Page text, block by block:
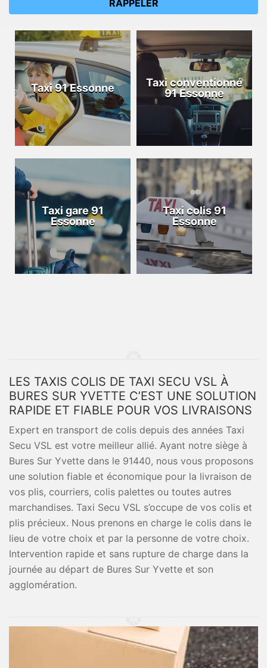
Taxi 91 Essonne
Taxi conventionné
91 Essonne
Taxi gare 91
Essonne
Taxi colis 91
Essonne
LES TAXIS COLIS DE TAXI SECU VSL À
BURES SUR YVETTE C’EST UNE SOLUTION
RAPIDE ET FIABLE POUR VOS LIVRAISONS
Expert en transport de colis depuis des années Taxi
Secu VSL est votre meilleur allié. Ayant notre siège à
Bures Sur Yvette dans le 91440, nous vous proposons
une solution fiable et économique pour la livraison de
vos plis, courriers, colis palettes ou toutes autres
marchandises. Taxi Secu VSL s’occupe de vos colis et
plis précieux. Nous prenons en charge le colis dans le
lieu de votre choix et par la personne de votre choix.
Intervention rapide et sans rupture de charge dans la
journée au départ de Bures Sur Yvette et son
agglomération.